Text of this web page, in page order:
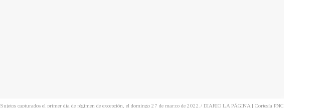
Sujetos capturados el primer día de régimen de excepción, el domingo 27 de marzo de 2022./ DIARIO LA PÁGINA | Cortesía PNC